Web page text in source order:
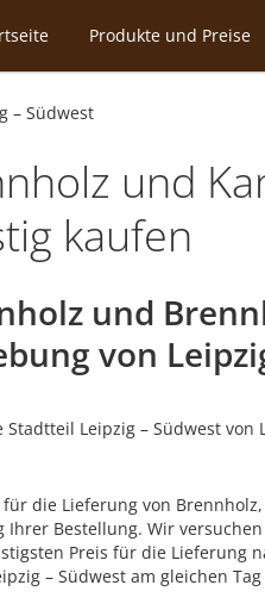
Produkte und Preise
– Südwest
und
kaufen
und
von
Stadtteil Leipzig – Südwest
für die Lieferung von
Ihrer Bestellung. Wir
Preis für die Lieferung
– Südwest am gleichen